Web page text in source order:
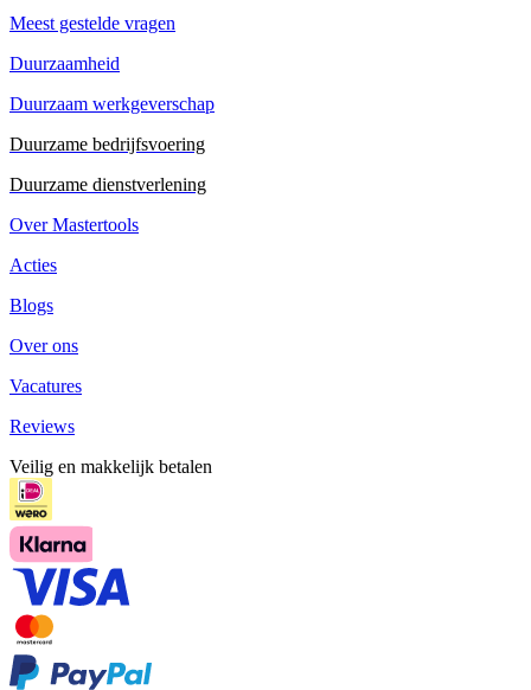
Meest gestelde vragen
Duurzaamheid
Duurzaam werkgeverschap
Duurzame bedrijfsvoering
Duurzame dienstverlening
Over Mastertools
Acties
Blogs
Over ons
Vacatures
Reviews
Veilig en makkelijk betalen